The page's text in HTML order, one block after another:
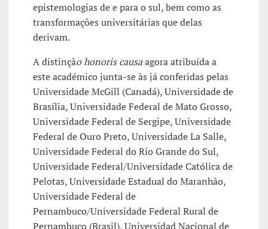
epistemologias de e para o sul, bem como as
transformações universitárias que delas
derivam.
A distinção honoris causaagora atribuída a
este académico junta-se às já conferidas pelas
Universidade McGill (Canadá), Universidade de
Brasília, Universidade Federal de Mato Grosso,
Universidade Federal de Sergipe, Universidade
Federal de Ouro Preto, Universidade La Salle,
Universidade Federal do Rio Grande do Sul,
Universidade Federal/Universidade Católica de
Pelotas, Universidade Estadual do Maranhão,
Universidade Federal de
Pernambuco/Universidade Federal Rural de
Pernambuco (Brasil), Universidad Nacional de